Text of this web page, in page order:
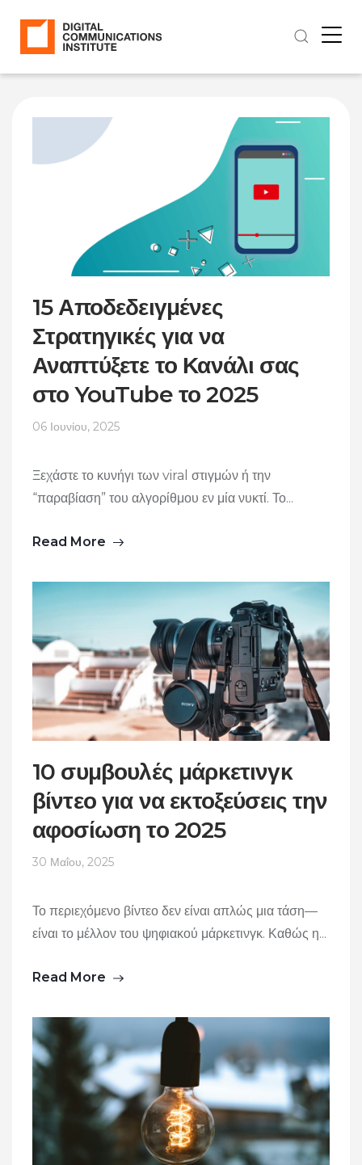
15 Αποδεδειγμένες
Στρατηγικές για να
Αναπτύξετε το Κανάλι σας
στο YouTube το 2025
06 Ιουνίου, 2025
Ξεχάστε το κυνήγι των viral στιγμών ή την
“παραβίαση” του αλγορίθμου εν μία νυκτί. Το...
Read More
10 συμβουλές μάρκετινγκ
βίντεο για να εκτοξεύσεις την
αφοσίωση το 2025
30 Μαΐου, 2025
Το περιεχόμενο βίντεο δεν είναι απλώς μια τάση—
είναι το μέλλον του ψηφιακού μάρκετινγκ. Καθώς η...
Read More